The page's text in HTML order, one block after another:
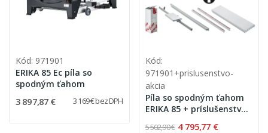
Kód: 971901
ERIKA 85 Ec píla so
spodným ťahom
3 897,87 € 3 169 € bez DPH
Kód:
971901+prislusenstvo-
akcia
Píla so spodným ťahom
ERIKA 85 + príslušenstvo
5 502,90 € 4 795,77 €